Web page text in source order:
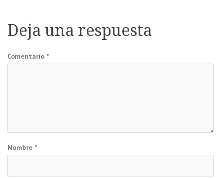
entradas
Deja una respuesta
Comentario *
Nombre *